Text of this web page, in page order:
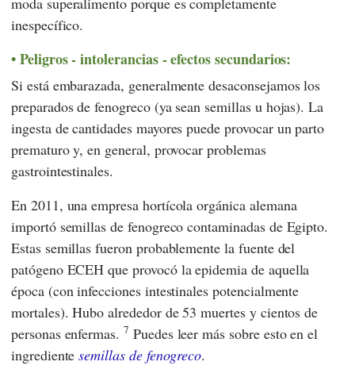
inespecífico.
Peligros - intolerancias - efectos secundarios:
Si está embarazada, generalmente desaconsejamos los
preparados de fenogreco (ya sean semillas u hojas). La
ingesta de cantidades mayores puede provocar un parto
prematuro y, en general, provocar problemas
gastrointestinales.
En 2011, una empresa hortícola orgánica alemana
importó semillas de fenogreco contaminadas de Egipto.
Estas semillas fueron probablemente la fuente del
patógeno ECEH que provocó la epidemia de aquella
época (con infecciones intestinales potencialmente
mortales). Hubo alrededor de 53 muertes y cientos de
personas enfermas. 7 Puedes leer más sobre esto en el
ingredientesemillas de fenogreco.